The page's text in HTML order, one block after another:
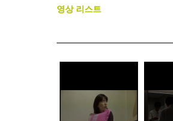
영상 리스트